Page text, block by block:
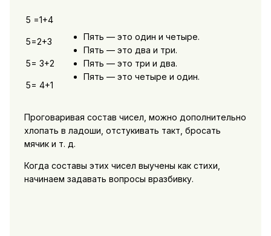
5 =1+4
5=2+3
5= 3+2
5= 4+1
Пять — это один и четыре.
Пять — это два и три.
Пять — это три и два.
Пять — это четыре и один.
Проговаривая состав чисел, можно дополнительно
хлопать в ладоши, отстукивать такт, бросать
мячик и т. д.
Когда составы этих чисел выучены как стихи,
начинаем задавать вопросы вразбивку.